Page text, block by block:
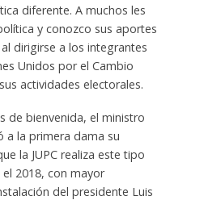
diferente. A muchos les
y conozco sus aportes
dirigirse a los integrantes
Unidos por el Cambio
actividades electorales.
de bienvenida, el ministro
a la primera dama su
la JUPC realiza este tipo
2018, con mayor
del presidente Luis